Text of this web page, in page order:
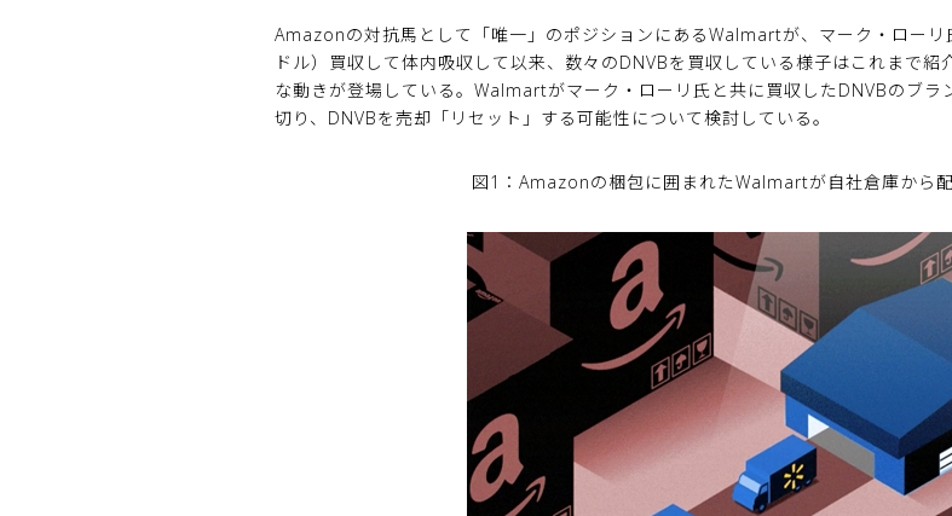
Amazonの対抗馬として「唯一」のポジションにあるWalmartが、マーク・ロー
ドル）買収して体内吸収して以来、数々のDNVBを買収している様子はこれまで
な動きが登場している。Walmartがマーク・ローリ氏と共に買収したDNVBのブ
切り、DNVBを売却「リセット」する可能性について検討している。
図1：Amazonの梱包に囲まれたWalmartが自社倉庫から配